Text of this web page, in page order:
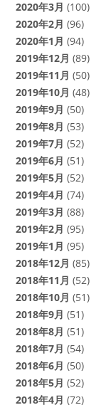
2020年3月 (100)
2020年2月 (96)
2020年1月 (94)
2019年12月 (89)
2019年11月 (50)
2019年10月 (48)
2019年9月 (50)
2019年8月 (53)
2019年7月 (52)
2019年6月 (51)
2019年5月 (52)
2019年4月 (74)
2019年3月 (88)
2019年2月 (95)
2019年1月 (95)
2018年12月 (85)
2018年11月 (52)
2018年10月 (51)
2018年9月 (51)
2018年8月 (51)
2018年7月 (54)
2018年6月 (50)
2018年5月 (52)
2018年4月 (72)